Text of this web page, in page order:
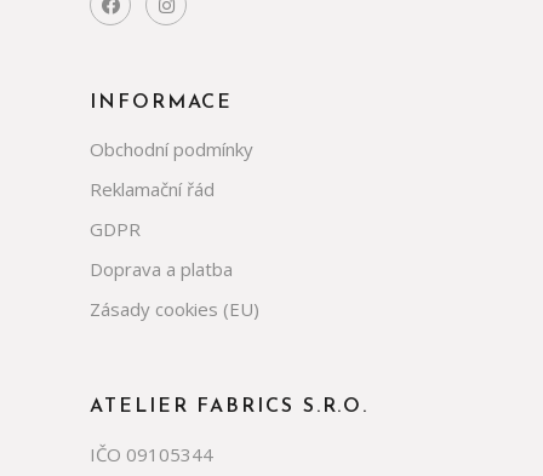
INFORMACE
Obchodní podmínky
Reklamační řád
GDPR
Doprava a platba
Zásady cookies (EU)
ATELIER FABRICS S.R.O.
IČO 09105344